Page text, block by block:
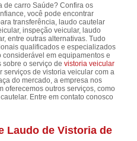
de carro Saúde? Confira os
você pode encontrar
transferência, laudo cautelar
inspeção veicular, laudo
entre outras alternativas. Tudo
qualificados e especializados
em equipamentos e
sobre o serviço devistoria veicular
de vistoria veicular com a
do mercado, a empresa nos
oferecemos outros serviços, como
Entre em contato conosco
Laudo de Vistoria de